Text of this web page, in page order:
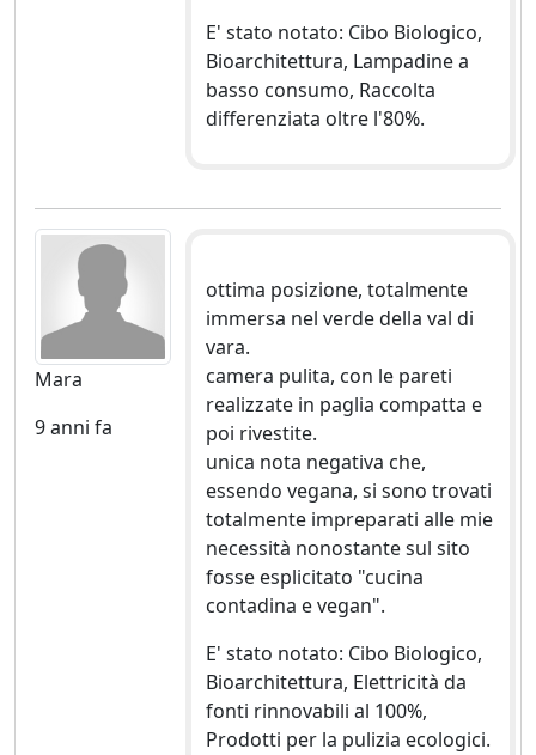
E' stato notato: Cibo Biologico,
Bioarchitettura, Lampadine a
basso consumo, Raccolta
differenziata oltre l'80%.
Mara
9 anni fa
ottima posizione, totalmente
immersa nel verde della val di
vara.
camera pulita, con le pareti
realizzate in paglia compatta e
poi rivestite.
unica nota negativa che,
essendo vegana, si sono trovati
totalmente impreparati alle mie
necessità nonostante sul sito
fosse esplicitato "cucina
contadina e vegan".
E' stato notato: Cibo Biologico,
Bioarchitettura, Elettricità da
fonti rinnovabili al 100%,
Prodotti per la pulizia ecologici.